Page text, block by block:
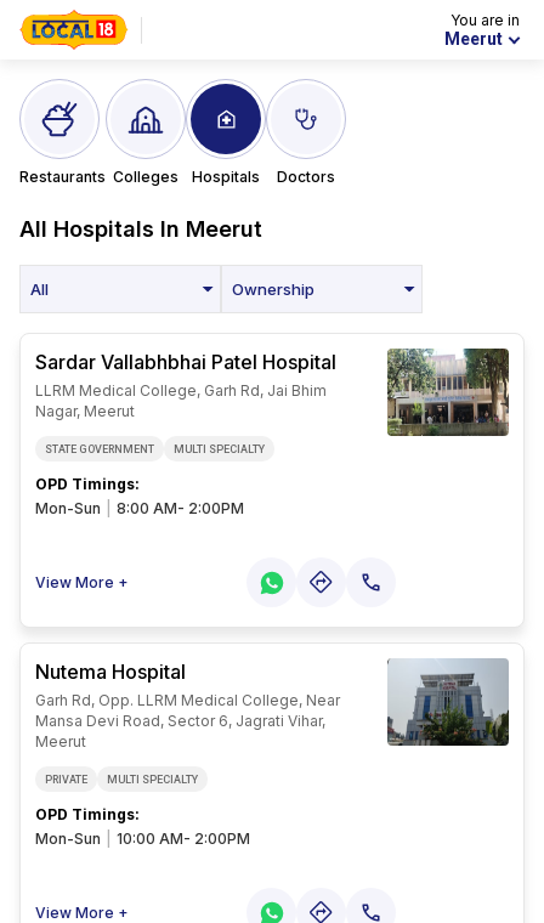
You are in
Meerut
Restaurants Colleges Hospitals Doctors
All Hospitals In Meerut
All Ownership
Sardar Vallabhbhai Patel Hospital
LLRM Medical College, Garh Rd, Jai Bhim
Nagar, Meerut
STATE GOVERNMENT MULTI SPECIALTY
OPD Timings:
Mon-Sun
8:00 AM- 2:00PM
View More +
Nutema Hospital
Garh Rd, Opp. LLRM Medical College, Near
Mansa Devi Road, Sector 6, Jagrati Vihar,
Meerut
PRIVATE MULTI SPECIALTY
OPD Timings:
Mon-Sun
10:00 AM- 2:00PM
View More +